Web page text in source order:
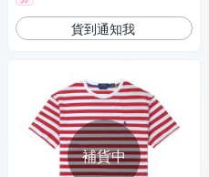
貨到通知我
補貨中